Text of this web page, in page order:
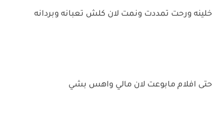
خلينه ورحت تمددت ونمت لان كلش تعبانه وبردانه
حتى افلام مابوعت لان مالي واهس بشي